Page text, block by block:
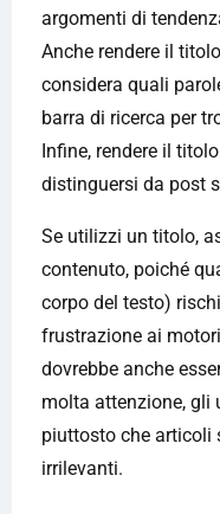
argomenti di
Anche rendere il
considera quali
barra di ricerca per
Infine, rendere il
distinguersi da post
Se utilizzi un titolo,
contenuto, poiché
corpo del testo)
frustrazione ai
dovrebbe anche
molta attenzione, gli
piuttosto che articoli
irrilevanti.